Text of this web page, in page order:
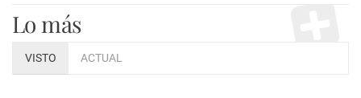
Lo más
VISTO ACTUAL